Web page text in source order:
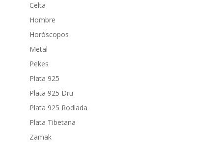
Celta
Hombre
Horóscopos
Metal
Pekes
Plata 925
Plata 925 Dru
Plata 925 Rodiada
Plata Tibetana
Zamak